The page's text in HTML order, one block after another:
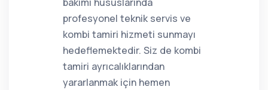
profesyonel teknik servis ve
kombi tamiri hizmeti sunmayı
hedeflemektedir. Siz de kombi
tamiri ayrıcalıklarından
yararlanmak için hemen